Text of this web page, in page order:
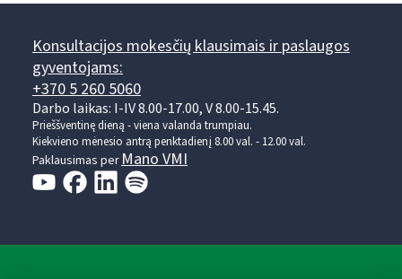
Konsultacijos mokesčių klausimais ir paslaugos
gyventojams:
+370 5 260 5060
Darbo laikas: I-IV 8.00-17.00, V 8.00-15.45.
Prieššventinę dieną - viena valanda trumpiau.
Kiekvieno mėnesio antrą penktadienį 8.00 val. - 12.00 val.
Paklausimas per Mano VMI